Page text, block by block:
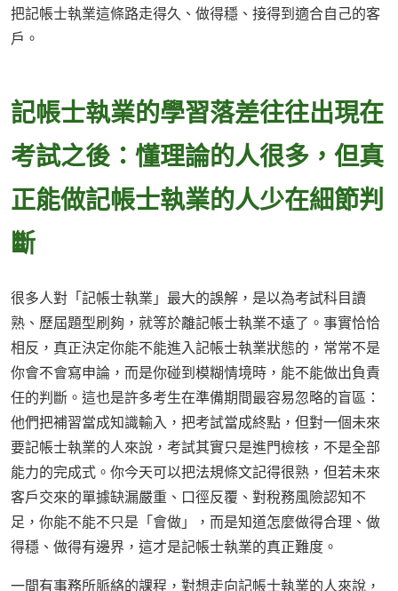
把記帳士執業這條路走得久、做得穩、接得到適合自己的客
戶。
記帳士執業的學習落差往往出現在
考試之後：懂理論的人很多，但真
正能做記帳士執業的人少在細節判
斷
很多人對「記帳士執業」最大的誤解，是以為考試科目讀
熟、歷屆題型刷夠，就等於離記帳士執業不遠了。事實恰恰
相反，真正決定你能不能進入記帳士執業狀態的，常常不是
你會不會寫申論，而是你碰到模糊情境時，能不能做出負責
任的判斷。這也是許多考生在準備期間最容易忽略的盲區：
他們把補習當成知識輸入，把考試當成終點，但對一個未來
要記帳士執業的人來說，考試其實只是進門檢核，不是全部
能力的完成式。你今天可以把法規條文記得很熟，但若未來
客戶交來的單據缺漏嚴重、口徑反覆、對稅務風險認知不
足，你能不能不只是「會做」，而是知道怎麼做得合理、做
得穩、做得有邊界，這才是記帳士執業的真正難度。
一間有事務所脈絡的課程，對想走向記帳士執業的人來說，